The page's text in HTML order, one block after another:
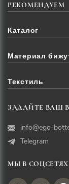
РЕКОМЕНДУЕМ
Каталог
Материал
Текстиль
ЗАДАЙТЕ ВАШ
info@ego-
Telegram
МЫ В СОЦСЕТЯХ